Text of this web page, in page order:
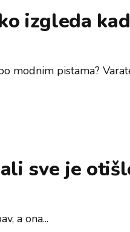
izgleda
modnim pistama?
sve je
a ona...